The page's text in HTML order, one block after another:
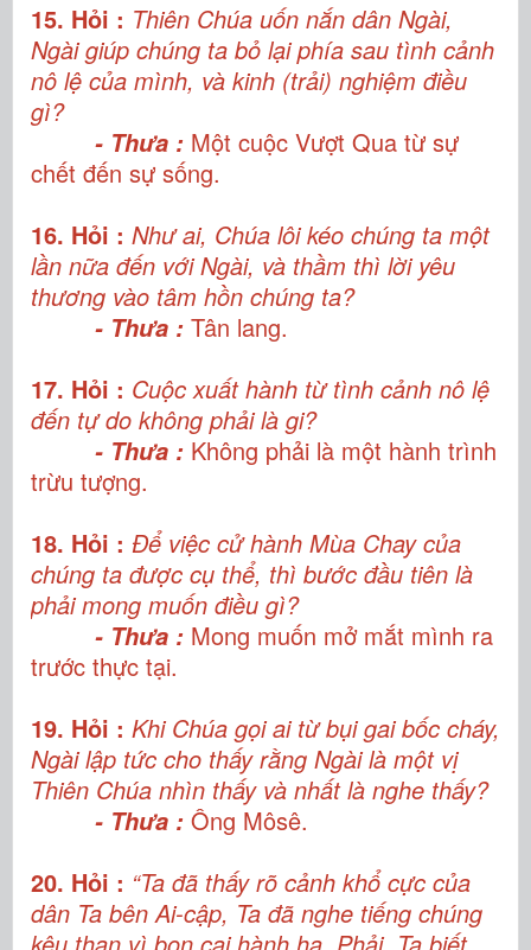
15. Hỏi : Thiên Chúa uốn nắn dân Ngài,
Ngài giúp chúng ta bỏ lại phía sau tình cảnh
nô lệ của mình, và kinh (trải) nghiệm điều
gì?
- Thưa : Một cuộc Vượt Qua từ sự
chết đến sự sống.
16. Hỏi : Như ai, Chúa lôi kéo chúng ta một
lần nữa đến với Ngài, và thầm thì lời yêu
thương vào tâm hồn chúng ta?
- Thưa : Tân lang.
17. Hỏi : Cuộc xuất hành từ tình cảnh nô lệ
đến tự do không phải là gi?
- Thưa : Không phải là một hành trình
trừu tượng.
18. Hỏi : Để việc cử hành Mùa Chay của
chúng ta được cụ thể, thì bước đầu tiên là
phải mong muốn điều gì?
- Thưa : Mong muốn mở mắt mình ra
trước thực tại.
19. Hỏi : Khi Chúa gọi ai từ bụi gai bốc cháy,
Ngài lập tức cho thấy rằng Ngài là một vị
Thiên Chúa nhìn thấy và nhất là nghe thấy?
- Thưa : Ông Môsê.
20. Hỏi : “Ta đã thấy rõ cảnh khổ cực của
dân Ta bên Ai-cập, Ta đã nghe tiếng chúng